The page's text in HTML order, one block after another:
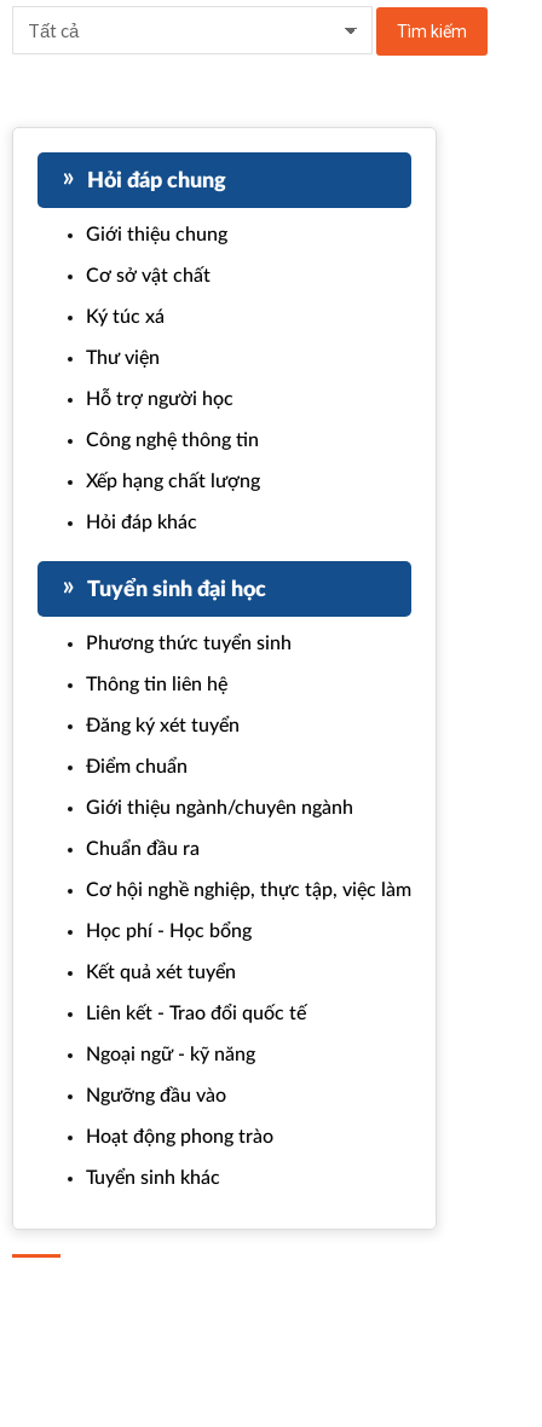
Hỏi đáp chung
Giới thiệu chung
Cơ sở vật chất
Ký túc xá
Thư viện
Hỗ trợ người học
Công nghệ thông tin
Xếp hạng chất lượng
Hỏi đáp khác
Tuyển sinh đại học
Phương thức tuyển sinh
Thông tin liên hệ
Đăng ký xét tuyển
Điểm chuẩn
Giới thiệu ngành/chuyên ngành
Chuẩn đầu ra
Cơ hội nghề nghiệp, thực tập, việc làm
Học phí - Học bổng
Kết quả xét tuyển
Liên kết - Trao đổi quốc tế
Ngoại ngữ - kỹ năng
Ngưỡng đầu vào
Hoạt động phong trào
Tuyển sinh khác